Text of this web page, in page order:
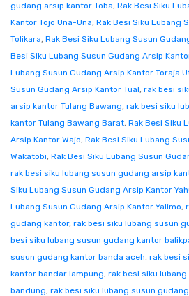
gudang arsip kantor Toba, Rak Besi Siku
Kantor Tojo Una-Una, Rak Besi Siku Lubang
Tolikara, Rak Besi Siku Lubang Susun
Besi Siku Lubang Susun Gudang Arsip
Lubang Susun Gudang Arsip Kantor Toraja
Susun Gudang Arsip Kantor Tual, rak besi
arsip kantor Tulang Bawang, rak besi siku
kantor Tulang Bawang Barat, Rak Besi Siku
Arsip Kantor Wajo, Rak Besi Siku Lubang
Wakatobi, Rak Besi Siku Lubang Susun
rak besi siku lubang susun gudang arsip
Siku Lubang Susun Gudang Arsip Kantor
Lubang Susun Gudang Arsip Kantor Yalimo,
gudang kantor, rak besi siku lubang susun
besi siku lubang susun gudang kantor
susun gudang kantor banda aceh, rak besi
kantor bandar lampung, rak besi siku
bandung, rak besi siku lubang susun